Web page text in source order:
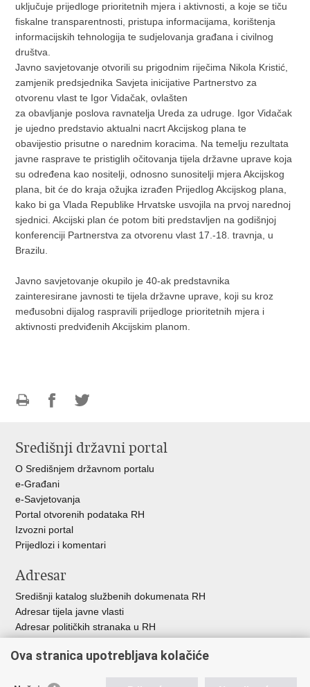
uključuje prijedloge prioritetnih mjera i aktivnosti, a koje se tiču
fiskalne transparentnosti, pristupa informacijama, korištenja
informacijskih tehnologija te sudjelovanja građana i civilnog
društva.
Javno savjetovanje otvorili su prigodnim riječima Nikola Kristić,
zamjenik predsjednika Savjeta inicijative Partnerstvo za
otvorenu vlast te Igor Vidačak, ovlašten
za obavljanje poslova ravnatelja Ureda za udruge. Igor Vidačak
je ujedno predstavio aktualni nacrt Akcijskog plana te
obavijestio prisutne o narednim koracima. Na temelju rezultata
javne rasprave te pristiglih očitovanja tijela državne uprave koja
su određena kao nositelji, odnosno sunositelji mjera Akcijskog
plana, bit će do kraja ožujka izrađen Prijedlog Akcijskog plana,
kako bi ga Vlada Republike Hrvatske usvojila na prvoj narednoj
sjednici. Akcijski plan će potom biti predstavljen na godišnjoj
konferenciji Partnerstva za otvorenu vlast 17.-18. travnja, u
Brazilu.
Javno savjetovanje okupilo je 40-ak predstavnika
zainteresirane javnosti te tijela državne uprave, koji su kroz
međusobni dijalog raspravili prijedloge prioritetnih mjera i
aktivnosti predviđenih Akcijskim planom.
FacebookuTwitteru
Središnji državni portal
O Središnjem državnom portalu
e-Građani
e-Savjetovanja
Portal otvorenih podataka RH
Izvozni portal
Prijedlozi i komentari
Adresar
Središnji katalog službenih dokumenata RH
Adresar tijela javne vlasti
Adresar političkih stranaka u RH
Besplatni telefoni javne uprave
Ova stranica upotrebljava kolačiće